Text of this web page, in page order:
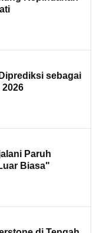
sebagai
2026
Paruh
Biasa"